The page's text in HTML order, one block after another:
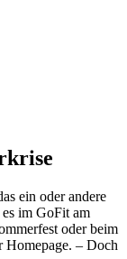
ein oder andere
im GoFit am
oder beim
Homepage. – Doch